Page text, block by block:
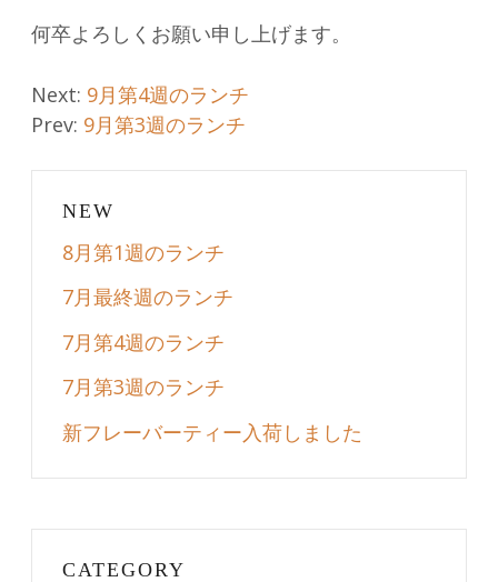
何卒よろしくお願い申し上げます。
Post
navigation
Next: 9月第4週のランチ
Prev: 9月第3週のランチ
NEW
8月第1週のランチ
7月最終週のランチ
7月第4週のランチ
7月第3週のランチ
新フレーバーティー入荷しました
CATEGORY